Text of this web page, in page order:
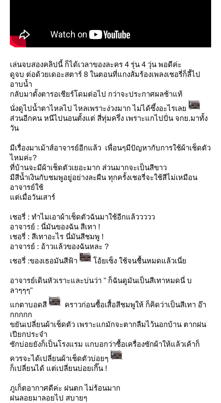
เล่นจบสองคลิปนี้ ก็ได้เวลาของละคร 4 รุ่น 4 วุ่น พอดีค่ะ
ดูจบ ต่อด้วยเดอะสตาร์ 8 ในตอนที่แกงส้มร้องเพลงเชอรี่ก็ลี้ไป
อาบน้ำ
กลับมาตั้งตารอเชียร์โดมต่อไป กว่าจะประกาศผลช้าแท้
นั่งดูไปน้ำตาไหลไป ไหลเพราะง่วงมาก ไม่ได้ซึ้งอะไรเล
ส่วนอีกคน หนีไปนอนตั้งแต่ สี่ทุ่มครึ่ง เพราะแกไปปั่น จกย.มาทั้ง
วัน
มีเรื่องมาเม้าส์อาจารย์อีกแล้ว เพื่อนๆมีปัญหากับการใช้ผ้าเช็ดตัว
ไหมค่ะ?
ที่บ้านจะมีผ้าเช็ดตัวเยอะมาก ส่วนมากจะเป็นสีขาว
มีสีน้ำเงินกับชมพูอยู่อย่างละผืน ทุกครั้งเชอรี่จะใช้สีไม่เหมือน
อาจารย์ใช้
ต่เมื่อวันเสาร์
เชอรี่ : ทำไมเอาผ้าเช็ดตัวฉันมาใช้อีกแล้ววววว
อาจารย์ : นี่มันของฉัน สีเทา !
เชอรี่ : สีเทาอะไร นี่มันสีชมพู !
อาจารย์ : อ้าวแล้วของฉันหละ ?
เชอรี่ :ของเธอมันสีฟ้า
อ้ยเซ็ง ใช้จนชื้นหมดแล้วเนี่
อาจารย์เดินหัวเราะและบ่นว่า " ก็ฉันดูมันเป็นสีเทาหมดนี่ บ
ลาๆๆๆ"
กตาบอดสี
คราวก่อนซื้อเสื้อสีชมพูให้ ก็คิดว่าเป็นสีเทา อ๊า
กกกกก
ขยันเปลี่ยนผ้าเช็ดตัว เพราะแกมักจะตากลืมไว้นอกบ้าน ตากฝน
เปียกประจำ
ซักบ่อยยังก็เป็นโรงแรม แกบอกว่าซื้อเครื่องซักผ้าให้แล้วเค้าก็
ควรจะได้เปลี่ยนผ้าเช็ดตัวบ่อยๆ
ก็เปลี่ยนได้ แต่เปลี่ยนบ่อยเกิ๊น !
ภูเก็ตอากาศดีค่ะ ฝนตก ไม่ร้อนมาก
ฝนลอยมาลอยไป สบายๆ